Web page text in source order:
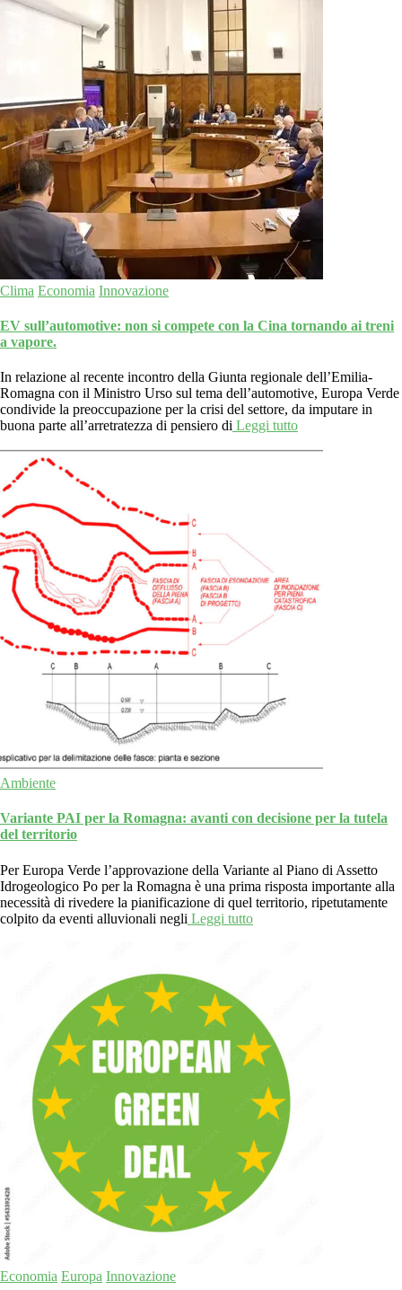
Clima Economia Innovazione
EV sull’automotive: non si compete con la Cina tornando ai treni
a vapore.
In relazione al recente incontro della Giunta regionale dell’Emilia-
Romagna con il Ministro Urso sul tema dell’automotive, Europa Verde
condivide la preoccupazione per la crisi del settore, da imputare in
buona parte all’arretratezza di pensiero di Leggi tutto
Ambiente
Variante PAI per la Romagna: avanti con decisione per la tutela
del territorio
Per Europa Verde l’approvazione della Variante al Piano di Assetto
Idrogeologico Po per la Romagna è una prima risposta importante alla
necessità di rivedere la pianificazione di quel territorio, ripetutamente
colpito da eventi alluvionali negli Leggi tutto
Economia Europa Innovazione